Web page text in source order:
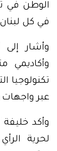
في كل
وأشار
تكنولوجيا
عبر واجهات
وأكد
لحرية